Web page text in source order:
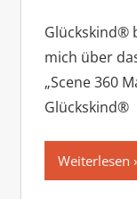
Glückskind®
mich über
„Scene 360
Glückskind®
Weiterlesen